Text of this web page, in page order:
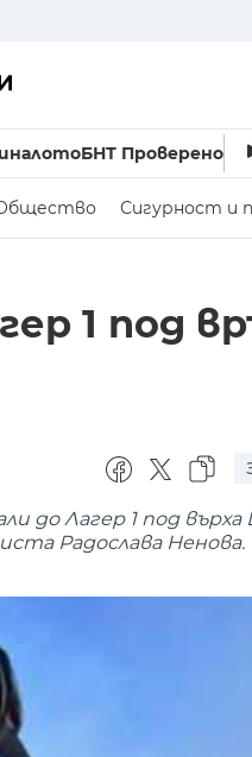
БНТ Проверено
Сигурност и
1 под
до Лагер 1 под
Радослава Ненова.